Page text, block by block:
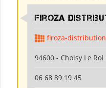
Firoza
firoza-distribution
94600 - Choisy Le Roi
06 68 89 19 45